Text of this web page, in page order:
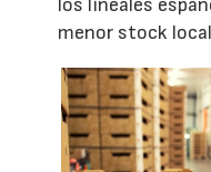
los lineales
menor stock